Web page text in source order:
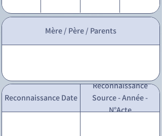
Mère / Père / Parents
Reconnaissance Date
Reconnaissance
Source - Année -
N°Acte